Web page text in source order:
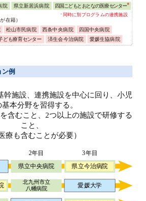
例
幹施設、連携施設を中心に回り、小児
本分野を習得する。
含むこと、2つ以上の施設で研修する
こと、
療も含むことが必要）